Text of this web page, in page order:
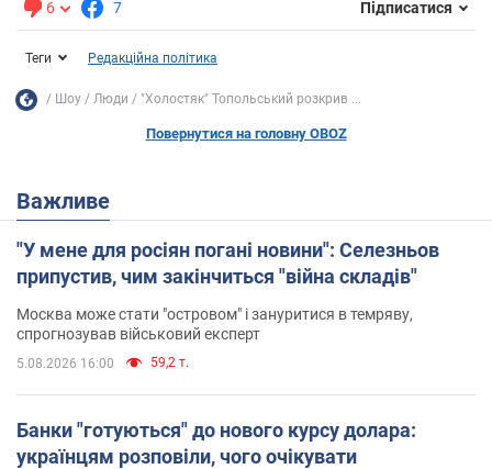
6 7 Підписатися
Теги Редакційна політика
Шоу Люди "Холостяк" Топольський розкрив ...
Повернутися на головну OBOZ
Важливе
"У мене для росіян погані новини": Селезньов
припустив, чим закінчиться "війна складів"
Москва може стати "островом" і зануритися в темряву,
спрогнозував військовий експерт
5.08.2026 16:00 59,2 т.
Банки "готуються" до нового курсу долара:
українцям розповіли, чого очікувати